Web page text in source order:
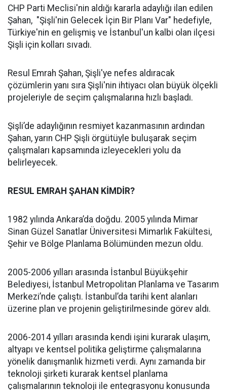
CHP Parti Meclisi'nin aldığı kararla adaylığı ilan edilen
Şahan, "Şişli'nin Gelecek İçin Bir Planı Var" hedefiyle,
Türkiye'nin en gelişmiş ve İstanbul'un kalbi olan ilçesi
Şişli için kolları sıvadı.
Resul Emrah Şahan, Şişli'ye nefes aldıracak
çözümlerin yanı sıra Şişli'nin ihtiyacı olan büyük ölçekli
projeleriyle de seçim çalışmalarına hızlı başladı.
Şişli’de adaylığının resmiyet kazanmasının ardından
Şahan, yarın CHP Şişli örgütüyle buluşarak seçim
çalışmaları kapsamında izleyecekleri yolu da
belirleyecek.
RESUL EMRAH ŞAHAN KİMDİR?
1982 yılında Ankara’da doğdu. 2005 yılında Mimar
Sinan Güzel Sanatlar Üniversitesi Mimarlık Fakültesi,
Şehir ve Bölge Planlama Bölümünden mezun oldu.
2005-2006 yılları arasında İstanbul Büyükşehir
Belediyesi, İstanbul Metropolitan Planlama ve Tasarım
Merkezi’nde çalıştı. İstanbul’da tarihi kent alanları
üzerine plan ve projenin geliştirilmesinde görev aldı.
2006-2014 yılları arasında kendi işini kurarak ulaşım,
altyapı ve kentsel politika geliştirme çalışmalarına
yönelik danışmanlık hizmeti verdi. Aynı zamanda bir
teknoloji şirketi kurarak kentsel planlama
çalışmalarının teknoloji ile entegrasyonu konusunda